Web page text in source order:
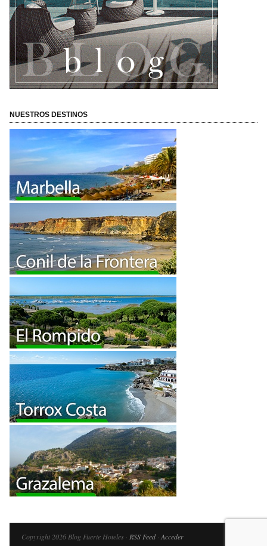
NUESTROS DESTINOS
Copyright 2026 Blog Fuerte Hoteles · RSS Feed·Acceder